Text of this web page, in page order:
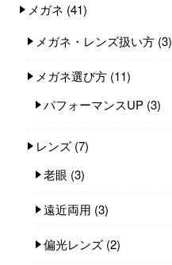
メガネ (41)
メガネ・レンズ扱い方 (3)
メガネ選び方 (11)
パフォーマンスUP (3)
レンズ (7)
老眼 (3)
遠近両用 (3)
偏光レンズ (2)